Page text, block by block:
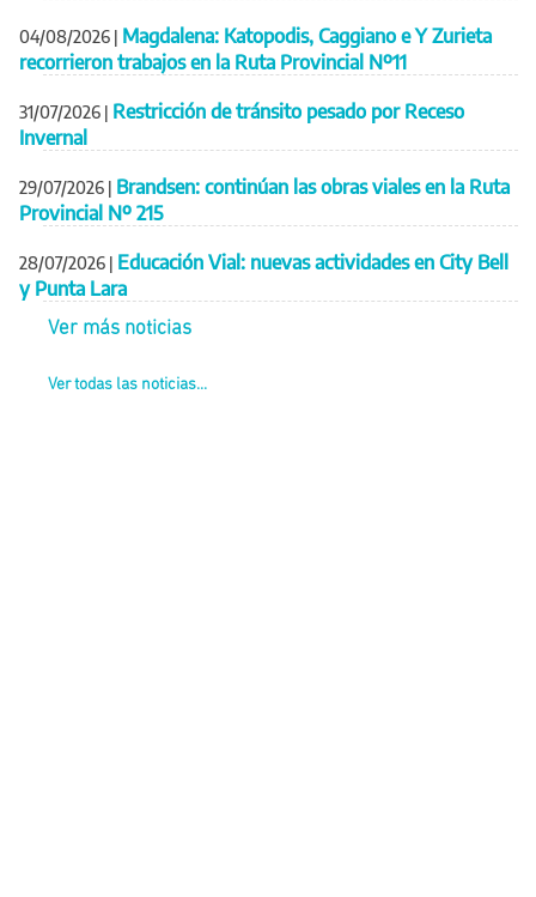
04/08/2026 | Magdalena: Katopodis, Caggiano e Y Zurieta
recorrieron trabajos en la Ruta Provincial Nº11
31/07/2026 | Restricción de tránsito pesado por Receso
Invernal
29/07/2026 | Brandsen: continúan las obras viales en la Ruta
Provincial Nº 215
28/07/2026 | Educación Vial: nuevas actividades en City Bell
y Punta Lara
Ver más noticias
Ver todas las noticias...